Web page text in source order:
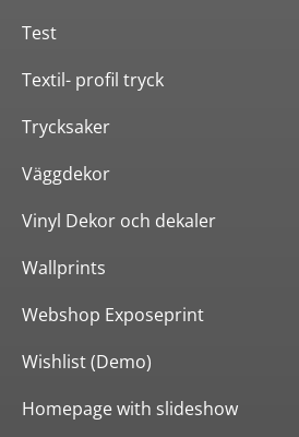
Test
Textil- profil tryck
Trycksaker
Väggdekor
Vinyl Dekor och dekaler
Wallprints
Webshop Exposeprint
Wishlist (Demo)
Homepage with slideshow